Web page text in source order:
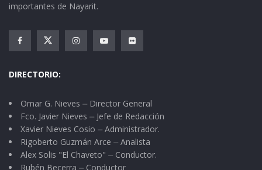
importantes de Nayarit.
DIRECTORIO:
Omar G. Nieves ⏤ Director General
Fco. Javier Nieves ⏤ Jefe de Redacción
Xavier Nieves Cosio ⏤ Administrador.
Rigoberto Guzmán Arce ⏤ Analista
Alex Solis "El Chaveto" ⏤ Conductor.
Rubén Becerra ⏤ Conductor